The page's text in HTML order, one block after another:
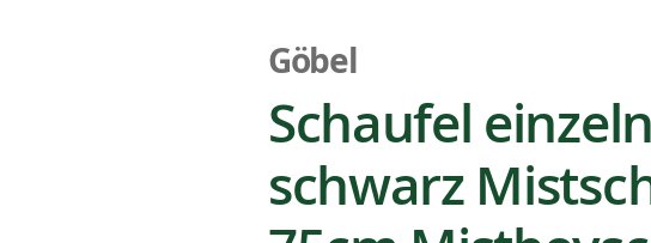
Göbel
Schaufel
schwarz